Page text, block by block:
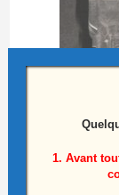
1. Avant